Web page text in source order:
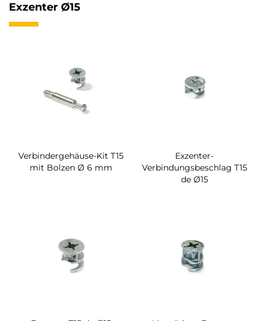
Exzenter Ø15
Verbindergehäuse-Kit T15
mit Bolzen Ø 6 mm
Exzenter-
Verbindungsbeschlag T15
de Ø15